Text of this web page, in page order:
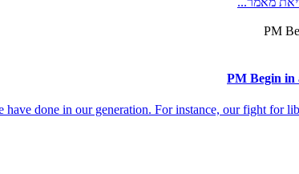
done in our generation. For instance, our fight for